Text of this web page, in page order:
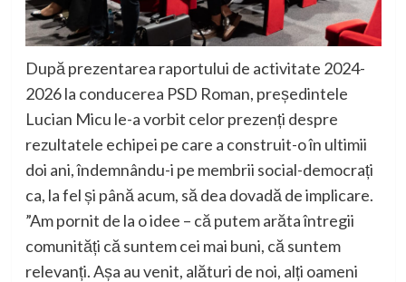
După prezentarea raportului de activitate 2024-
2026 la conducerea PSD Roman, președintele
Lucian Micu le-a vorbit celor prezenți despre
rezultatele echipei pe care a construit-o în ultimii
doi ani, îndemnându-i pe membrii social-democrați
ca, la fel și până acum, să dea dovadă de implicare.
”Am pornit de la o idee – că putem arăta întregii
comunități că suntem cei mai buni, că suntem
relevanți. Așa au venit, alături de noi, alți oameni